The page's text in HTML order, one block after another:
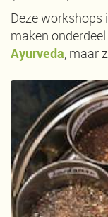
Deze workshops
maken
Ayurveda, maar